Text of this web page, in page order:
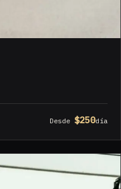
Desde $250día